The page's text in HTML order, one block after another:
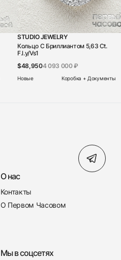
STUDIO JEWELRY
Кольцо С Бриллиантом 5,63 Ct.
F.l.y/Vs1
$48,9504 093 000 ₽
Новые Коробка + Документы
О нас
Контакты
О Первом Часовом
Мы в соцсетях